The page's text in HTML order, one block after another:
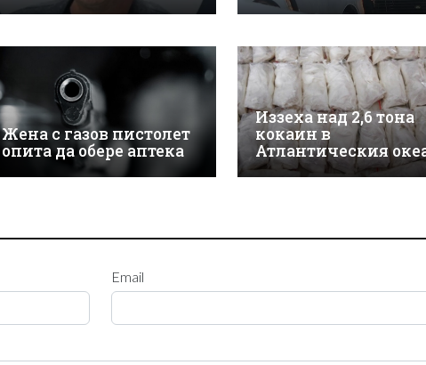
Жена с газов пистолет
опита да обере аптека
Иззеха над 2,6 тона
кокаин в
Атлантическия
Email